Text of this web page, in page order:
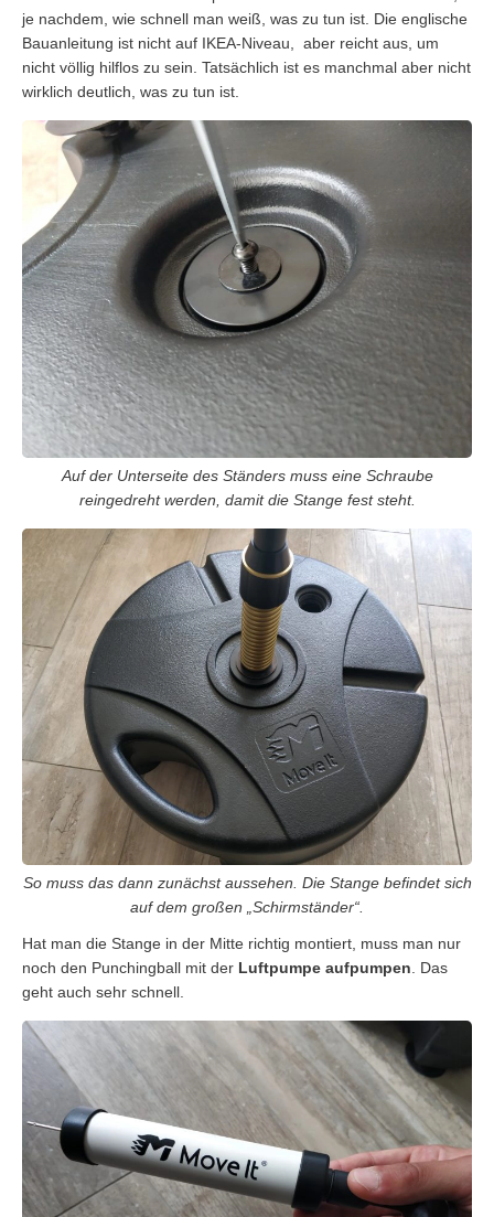
je nachdem, wie schnell man weiß, was zu tun ist. Die englische
Bauanleitung ist nicht auf IKEA-Niveau, aber reicht aus, um
nicht völlig hilflos zu sein. Tatsächlich ist es manchmal aber nicht
wirklich deutlich, was zu tun ist.
Auf der Unterseite des Ständers muss eine Schraube
reingedreht werden, damit die Stange fest steht.
So muss das dann zunächst aussehen. Die Stange befindet sich
auf dem großen „Schirmständer“.
Hat man die Stange in der Mitte richtig montiert, muss man nur
noch den Punchingball mit der Luftpumpe aufpumpen . Das
geht auch sehr schnell.